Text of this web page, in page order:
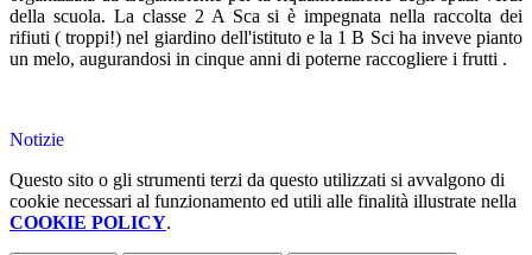
della scuola. La classe 2 A Sca si è impegnata nella raccolta dei
rifiuti ( troppi!) nel giardino dell'istituto e la 1 B Sci ha inveve pianto
un melo, augurandosi in cinque anni di poterne raccogliere i frutti .
Notizie
Questo sito o gli strumenti terzi da questo utilizzati si avvalgono di
cookie necessari al funzionamento ed utili alle finalità illustrate nella
COOKIE POLICY.